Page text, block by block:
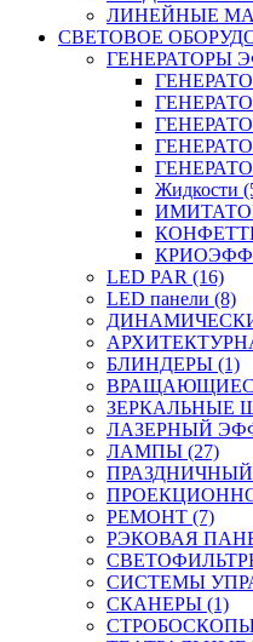
ЛИНЕЙНЫЕ
СВЕТОВОЕ
ГЕНЕРАТОРЫ
Жидкости
LED PAR (16)
LED панели (8)
БЛИНДЕРЫ (1)
ЗЕРКАЛЬНЫЕ
ЛАЗЕРНЫЙ
ЛАМПЫ (27)
РЕМОНТ (7)
РЭКОВАЯ
СИСТЕМЫ
СКАНЕРЫ (1)
СТРОБОСКОПЫ